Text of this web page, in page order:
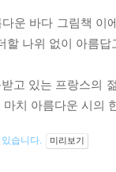
운 바다 그림책 이
할 나위 없이 아름
고 있는 프랑스의
치 아름다운 시의
습니다. 미리보기